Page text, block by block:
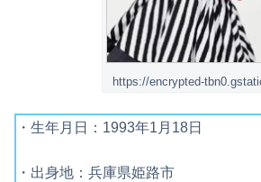
https://encrypted-
・生年月日：1993年1月18日
・出身地：兵庫県姫路市